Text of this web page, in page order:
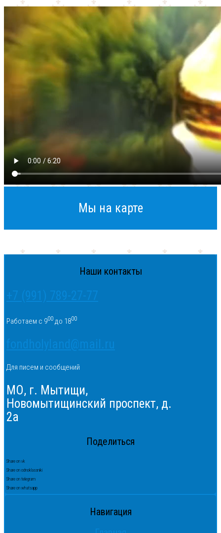
Мы на карте
Наши контакты
+7 (991) 789-27-77
Работаем с 900 до 1800
fondholyland@mail.ru
Для писем и сообщений
МО, г. Мытищи,
Новомытищинский проспект, д.
2а
Поделиться
Share on vk
Share on odnoklassniki
Share on telegram
Share on whatsapp
Навигация